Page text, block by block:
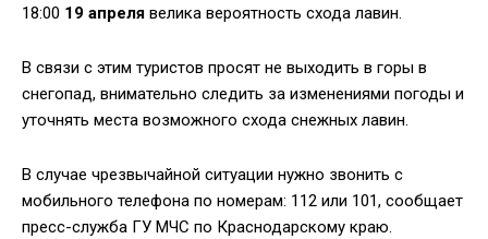
18:00 19 апреля велика вероятность схода лавин.
В связи с этим туристов просят не выходить в горы в
снегопад, внимательно следить за изменениями погоды и
уточнять места возможного схода снежных лавин.
В случае чрезвычайной ситуации нужно звонить с
мобильного телефона по номерам: 112 или 101, сообщает
пресс-служба ГУ МЧС по Краснодарскому краю.